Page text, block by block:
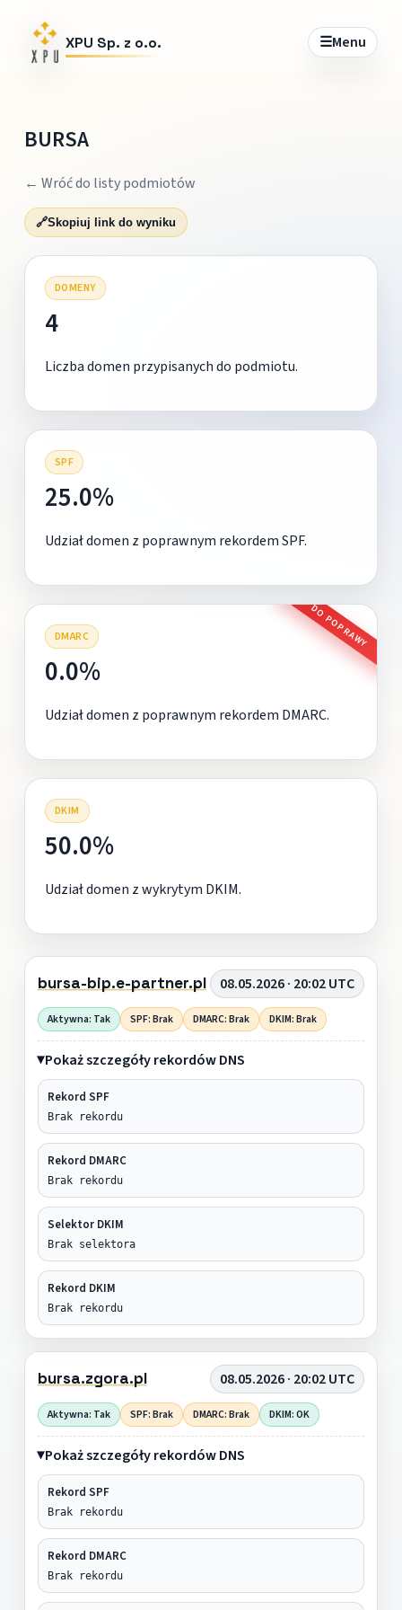
XPU Sp. z o.o. ☰Menu
BURSA
← Wróć do listy podmiotów
🔗Skopiuj link do wyniku
DOMENY
4
Liczba domen przypisanych do podmiotu.
SPF
25.0%
Udział domen z poprawnym rekordem SPF.
DMARC DO POPRAWY
0.0%
Udział domen z poprawnym rekordem DMARC.
DKIM
50.0%
Udział domen z wykrytym DKIM.
bursa-bip.e-partner.pl 08.05.2026 · 20:02 UTC
Aktywna: Tak SPF: Brak DMARC: Brak DKIM: Brak
Pokaż szczegóły rekordów DNS
Rekord SPF
Brak rekordu
Rekord DMARC
Brak rekordu
Selektor DKIM
Brak selektora
Rekord DKIM
Brak rekordu
bursa.zgora.pl 08.05.2026 · 20:02 UTC
Aktywna: Tak SPF: Brak DMARC: Brak DKIM: OK
Pokaż szczegóły rekordów DNS
Rekord SPF
Brak rekordu
Rekord DMARC
Brak rekordu